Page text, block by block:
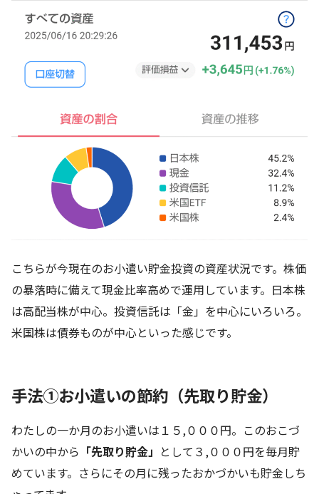
こちらが今現在のお小遣い貯金投資の資産状況です。株価
の暴落時に備えて現金比率高めで運用しています。日本株
は高配当株が中心。投資信託は「金」を中心にいろいろ。
米国株は債券ものが中心といった感じです。
手法①お小遣いの節約（先取り貯金）
わたしの一か月のお小遣いは１５,０００円。このおこづ
かいの中から 「先取り貯金」 として３,０００円を毎月貯
めています。さらにその月に残ったおかづかいも貯金しち